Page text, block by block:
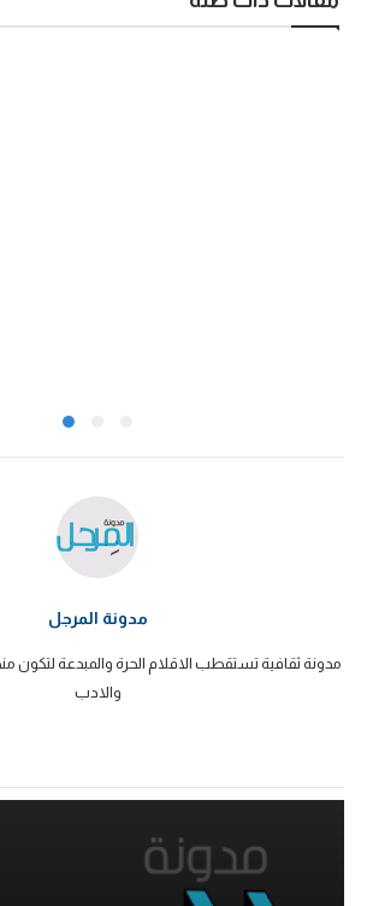
مدونة المرجل
مدونة ثقافية تستقطب الاقلام الحرة والمبدعة لتكون
والادب